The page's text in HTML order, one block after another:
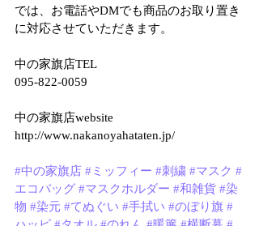
では、お電話やDMでも商品のお取り置き
に対応させていただきます。
中の家旗店TEL
095-822-0059
中の家旗店website
http://www.nakanoyahataten.jp/
#中の家旗店 #ミッフィー #刺繍 #マスク #
エコバッグ #マスクホルダー #和雑貨 #染
物 #染元 #てぬぐい #手拭い #のぼり旗 #